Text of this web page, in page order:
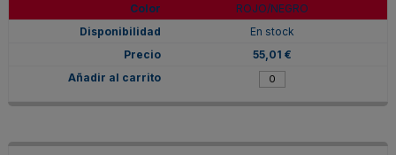
ROJO/NEGRO
En stock
55,01 €